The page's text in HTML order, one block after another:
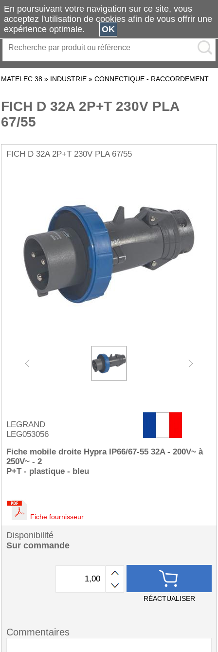
MATELEC 38 » INDUSTRIE » CONNECTIQUE - RACCORDEMENT
FICH D 32A 2P+T 230V PLA
67/55
FICH D 32A 2P+T 230V PLA 67/55
LEGRAND
LEG053056
Fiche mobile droite Hypra IP66/67-55 32A - 200V~ à
250V~ - 2
P+T - plastique - bleu
Fiche fournisseur
Disponibilité
Sur commande
RÉACTUALISER
Commentaires
En poursuivant votre navigation sur ce site, vous
acceptez l'utilisation de cookies afin de vous offrir une
expérience optimale.
OK